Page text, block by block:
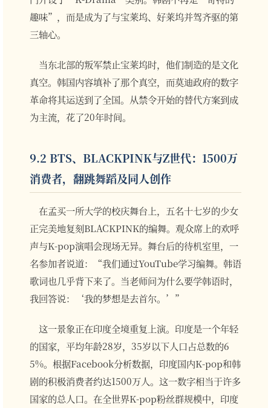
趣味”，而是成为了与宝莱坞、好莱坞并驾齐驱的第
三轴心。
当东北部的叛军禁止宝莱坞时，他们制造的是文化
真空。韩国内容填补了那个真空，而莫迪政府的数字
革命将其运送到了全国。从禁令开始的替代方案到成
为主流，花了20年时间。
9.2 BTS、BLACKPINK与Z世代：1500万
消费者，翻跳舞蹈及同人创作
在孟买一所大学的校庆舞台上，五名十七岁的少女
正完美地复刻BLACKPINK的编舞。观众席上的欢呼
声与K-pop演唱会现场无异。舞台后的待机室里，一
名参加者说道：“我们通过YouTube学习编舞。韩语
歌词也几乎背下来了。当老师问为什么要学韩语时，
我回答说：‘我的梦想是去首尔。’”
这一景象正在印度全境重复上演。印度是一个年轻
的国家，平均年龄28岁，35岁以下人口占总数的6
5%。根据Facebook分析数据，印度国内K-pop和韩
剧的积极消费者约达1500万人。这一数字相当于许多
国家的总人口。在全世界K-pop粉丝群规模中，印度